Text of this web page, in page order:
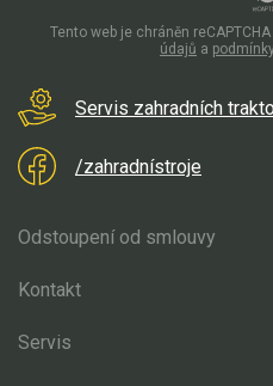
Servis zahradních
/zahradnístroje
Odstoupení od smlouvy
Kontakt
Servis
Tento web je chráněn
údajů a